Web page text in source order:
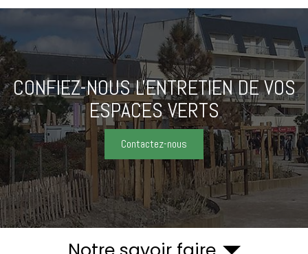
CONFIEZ-NOUS L'ENTRETIENDE VOS
ESPACES VERTS
Contactez-nous